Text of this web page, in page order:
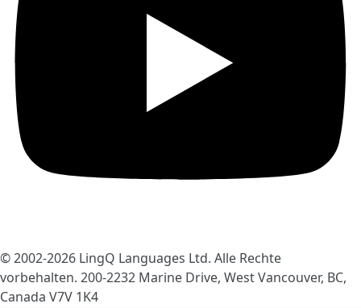
© 2002-2026 LingQ Languages Ltd. Alle Rechte
vorbehalten. 200-2232 Marine Drive, West Vancouver, BC,
Canada V7V 1K4